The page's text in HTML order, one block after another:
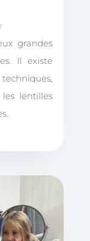
grandes
Il existe
lentilles